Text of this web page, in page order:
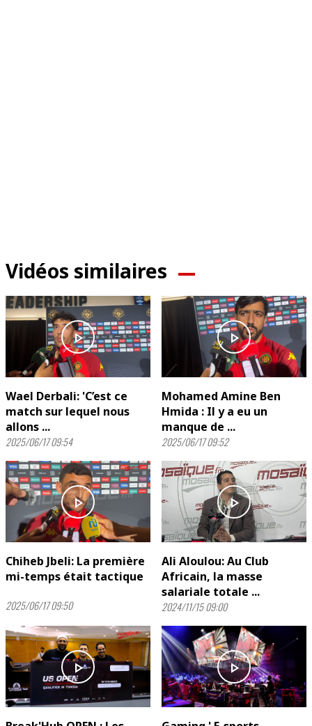
Vidéos similaires
play_arrow
Wael Derbali: 'C’est ce
match sur lequel nous
allons ...
2025/06/17 09:54
play_arrow
Mohamed Amine Ben
Hmida : Il y a eu un
manque de ...
2025/06/17 09:52
play_arrow
Chiheb Jbeli: La première
mi-temps était tactique
2025/06/17 09:50
play_arrow
Ali Aloulou: Au Club
Africain, la masse
salariale totale ...
2024/11/15 09:00
play_arrow play_arrow